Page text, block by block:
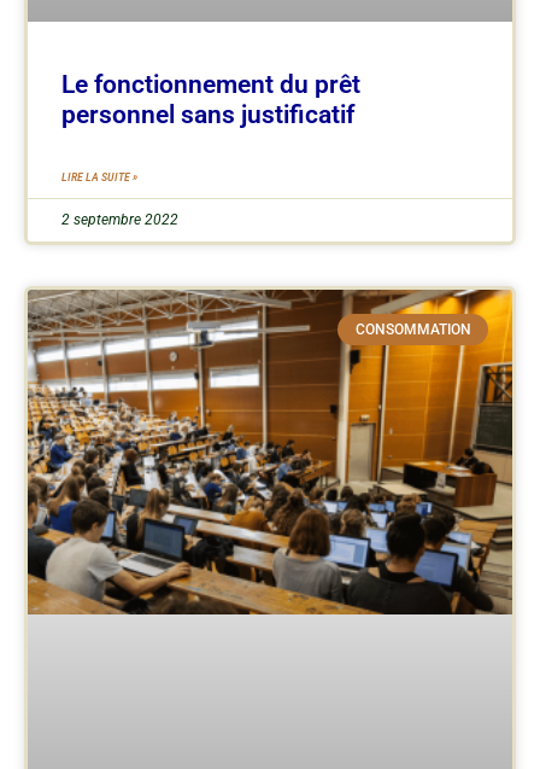
Le fonctionnement du prêt
personnel sans justificatif
LIRE LA SUITE »
2 septembre 2022
CONSOMMATION